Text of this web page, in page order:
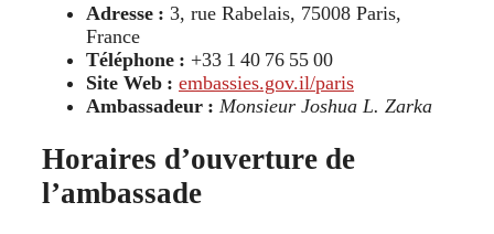
Adresse : 3, rue Rabelais, 75008 Paris,
France
Téléphone : +33 1 40 76 55 00
Site Web : embassies.gov.il/paris
Ambassadeur : Monsieur Joshua L. Zarka
Horaires d’ouverture de
l’ambassade